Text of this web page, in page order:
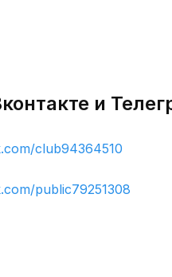
и
club94364510
public79251308